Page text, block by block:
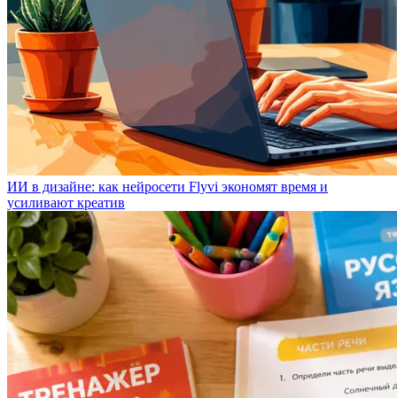
ИИ в дизайне: как нейросети Flyvi экономят время и
усиливают креатив